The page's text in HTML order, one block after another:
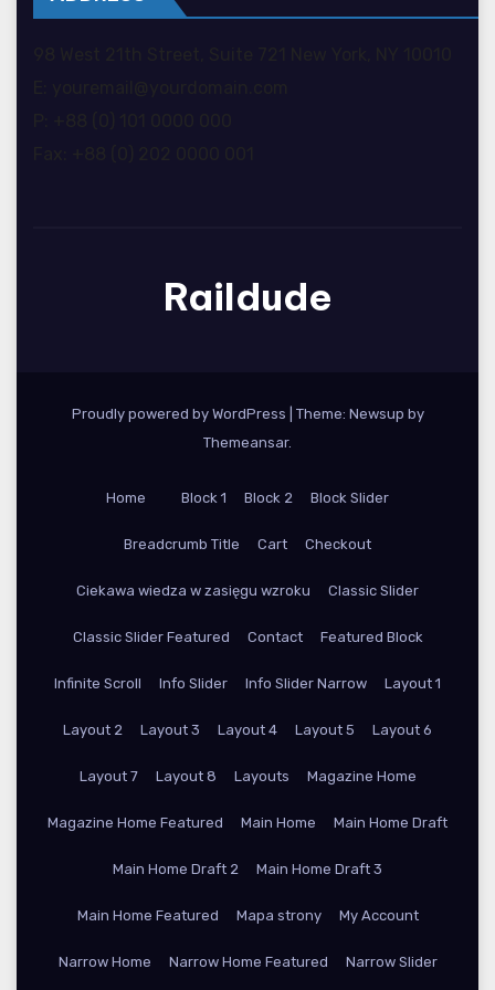
Raildude
Proudly powered by WordPress
Theme: Newsup by
Themeansar.
Home Block 1 Block 2 Block Slider
Breadcrumb Title Cart Checkout
Ciekawa wiedza w zasięgu wzroku Classic Slider
Classic Slider Featured Contact Featured Block
Infinite Scroll Info Slider Info Slider Narrow Layout 1
Layout 2 Layout 3 Layout 4 Layout 5 Layout 6
Layout 7 Layout 8 Layouts Magazine Home
Magazine Home Featured Main Home Main Home Draft
Main Home Draft 2 Main Home Draft 3
Main Home Featured Mapa strony My Account
Narrow Home Narrow Home Featured Narrow Slider